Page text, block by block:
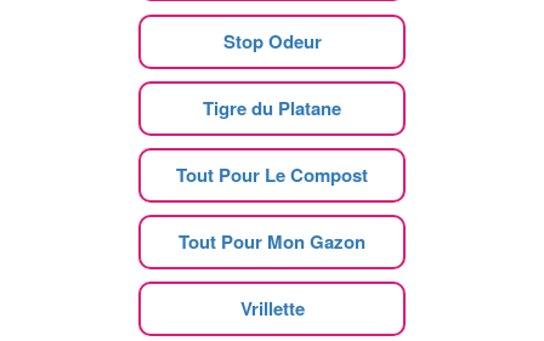
Stop Odeur
Tigre du Platane
Tout Pour Le Compost
Tout Pour Mon Gazon
Vrillette